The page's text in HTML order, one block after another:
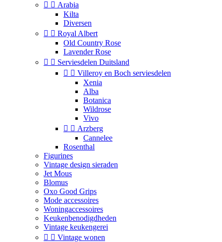
  Arabia
Kilta
Diversen
  Royal Albert
Old Country Rose
Lavender Rose
  Serviesdelen Duitsland
  Villeroy en Boch serviesdelen
Xenia
Alba
Botanica
Wildrose
Vivo
  Arzberg
Cannelee
Rosenthal
Figurines
Vintage design sieraden
Jet Mous
Blomus
Oxo Good Grips
Mode accessoires
Woningaccessoires
Keukenbenodigdheden
Vintage keukengerei
  Vintage wonen